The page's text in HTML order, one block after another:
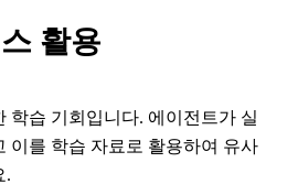
활용
학습 기회입니다. 에이전트가 실
이를 학습 자료로 활용하여 유사
.